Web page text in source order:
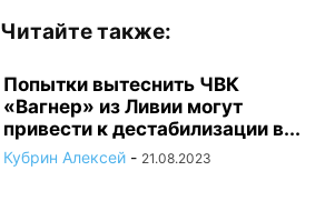
Читайте также:
Попытки вытеснить ЧВК
«Вагнер» из Ливии могут
привести к дестабилизации в...
Кубрин Алексей - 21.08.2023